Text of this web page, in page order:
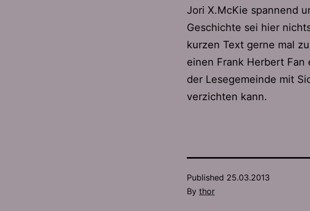
Jori X.McKie spannend
Geschichte sei hier
kurzen Text gerne mal
einen Frank Herbert
der Lesegemeinde mit
verzichten kann.
Published 25.03.2013
By thor